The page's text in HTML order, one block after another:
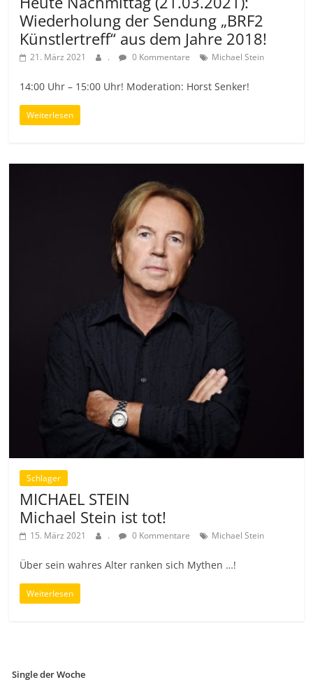
Wiederholung der Sendung „BRF2
Künstlertreff“ aus dem Jahre 2018!
21. März 2021 . 0 Kommentare Michael Stein
14:00 Uhr – 15:00 Uhr! Moderation: Horst Senker!
Weiterlesen
Schlager
MICHAEL STEIN
Michael Stein ist tot!
15. März 2021 . 0 Kommentare Michael Stein
Über sein wahres Alter ranken sich Mythen …!
Weiterlesen
Single der Woche